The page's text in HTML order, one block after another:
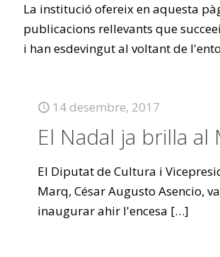
La institució ofereix en aquesta
publicacions rellevants que
i han esdevingut al voltant de
14 desembre, 2017
El Nadal ja brilla al
El Diputat de Cultura i
Marq, César Augusto Asencio, va
inaugurar ahir l'encesa […]